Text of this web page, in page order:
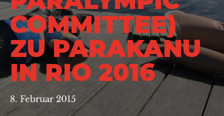
COMMITTEE)
ZU PARAKANU
IN RIO 2016
8. Februar 2015